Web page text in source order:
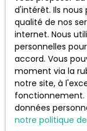
contexte
Valoriser un bien
un luxe, c’est un
bien. En prenant
d'intérêt. Ils
qualité de nos
internet. Nous
personnelles
accord. Vous
moment via la
notre site, à
fonctionnement.
données
notre politique